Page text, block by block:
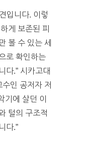
입니다. 이렇
게 보존된 피
볼 수 있는 세
로 확인하는
다.” 시카고대
인 공저자 저
기에 살던 이
털의 구조적
다.”